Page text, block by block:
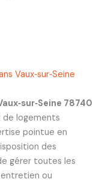
Vaux‑sur‑Seine
78740
de logements
pointue en
des
gérer toutes les
ou